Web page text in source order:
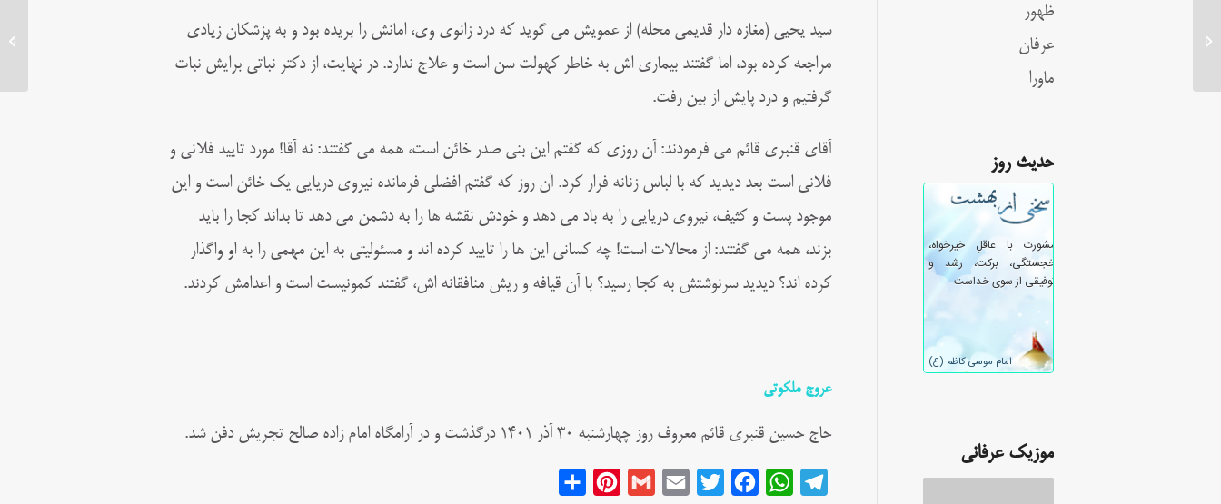
سید یحیی (مغازه دار قدیمی محله) از عمویش می گوید که درد زانوی وی، امانش را بریده بود و به پزشکان زیادی
مراجعه کرده بود، اما گفتند بیماری اش به خاطر کهولت سن است و علاج ندارد. در نهایت، از دکتر نباتی برایش نبات
گرفتیم و درد پایش از بین رفت.
آقای قنبری قائم می فرمودند: آن روزی که گفتم این بنی صدر خائن است، همه می گفتند: نه آقا! مورد تایید فلانی و
فلانی است‌ بعد دیدید که با لباس زنانه فرار کرد. آن روز که گفتم افضلی فرمانده نیروی دریایی یک خائن است و این
موجود پست و کثیف، نیروی دریایی را به باد می دهد و خودش نقشه ها را به دشمن می دهد تا بداند کجا را باید
بزند، همه می گفتند: از محالات است! چه کسانی این ها را تایید کرده اند و مسئولیتی به این مهمی را به او واگذار
کرده اند؟ دیدید سرنوشتش به کجا رسید؟ با آن قیافه و ریش منافقانه اش، گفتند کمونیست است و اعدامش کردند.
عروج ملکوتی
حاج حسین قنبری قائم معروف روز چهارشنبه ۳۰ آذر ۱۴۰۱ درگذشت و در آرامگاه امام زاده صالح تجریش دفن شد.
Telegram
WhatsApp
Facebook
Twitter
Email
Gmail
Pinterest
ظهور
عرفان
ماورا
حدیث روز
موزیک عرفانی
زندگینامه جعفر کاشف الغطاء